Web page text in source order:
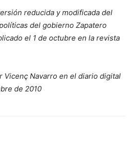
reducida y modificada del
del gobierno Zapatero
el 1 de octubre en la revista
Vicenç Navarro en el diario digital
de 2010